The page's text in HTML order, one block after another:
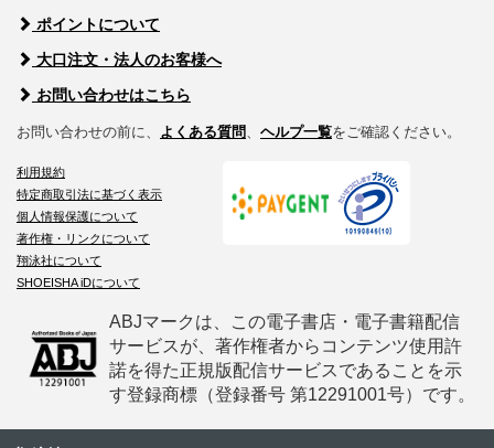
ポイントについて
大口注文・法人のお客様へ
お問い合わせはこちら
お問い合わせの前に、 よくある質問、 ヘルプ一覧をご確認ください。
利用規約
特定商取引法に基づく表示
個人情報保護について
著作権・リンクについて
翔泳社について
SHOEISHA iDについて
ABJマークは、この電子書店・電子書籍配信
サービスが、著作権者からコンテンツ使用許
諾を得た正規版配信サービスであることを示
す登録商標（登録番号 第12291001号）です。